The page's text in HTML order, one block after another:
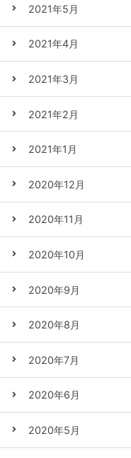
2021年5月
2021年4月
2021年3月
2021年2月
2021年1月
2020年12月
2020年11月
2020年10月
2020年9月
2020年8月
2020年7月
2020年6月
2020年5月